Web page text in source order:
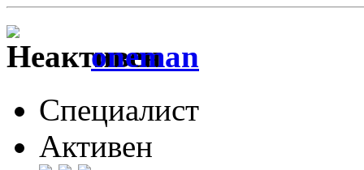
oneman
Специалист
Активен